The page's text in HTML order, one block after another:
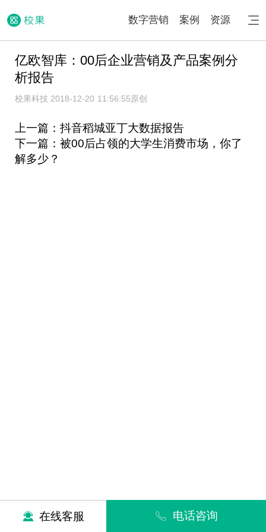
数字营销 案例 资源
亿欧智库：00后企业营销及产品案例分
析报告
校果科技 2018-12-20 11:56:55原创
上一篇：抖音稻城亚丁大数据报告
下一篇：被00后占领的大学生消费市场，你了
解多少？
在线客服 电话咨询